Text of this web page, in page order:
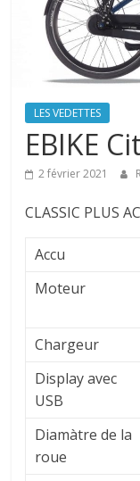
LES VEDETTES
EBIKE
2 février 2021
CLASSIC PLUS
Accu
Moteur
Chargeur
Display avec
USB
Diamàtre de la
roue